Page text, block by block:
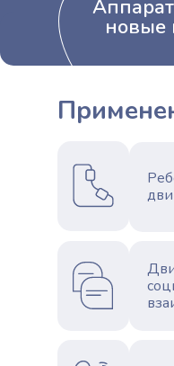
новые